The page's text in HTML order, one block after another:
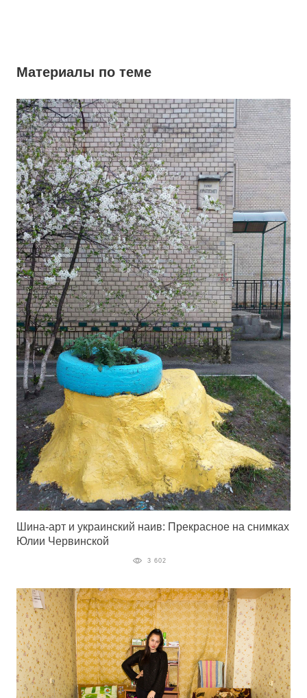
Материалы по теме
Шина-арт и украинский наив: Прекрасное на снимках
Юлии Червинской
3 602